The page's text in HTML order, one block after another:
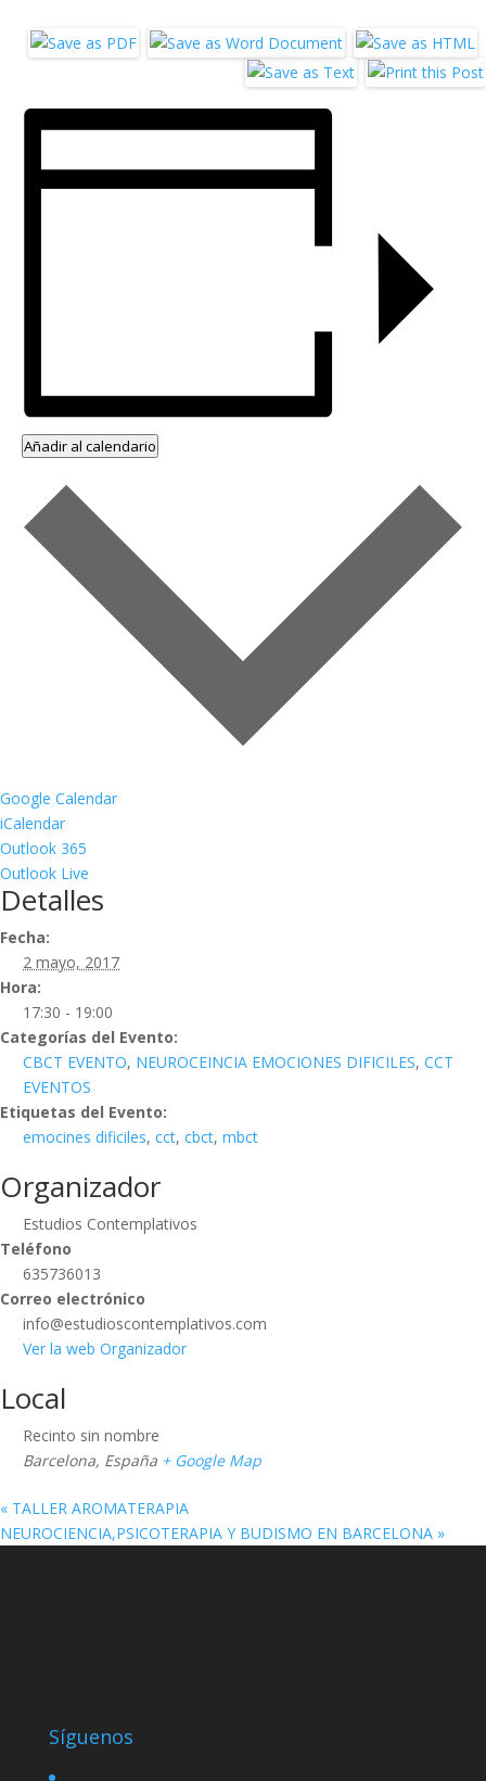
Añadir al calendario
Google Calendar
iCalendar
Outlook 365
Outlook Live
Detalles
Fecha:
2 mayo, 2017
Hora:
17:30 - 19:00
Categorías del Evento:
CBCT EVENTO, NEUROCEINCIA EMOCIONES DIFICILES, CCT
EVENTOS
Etiquetas del Evento:
emocines dificiles, cct, cbct, mbct
Organizador
Estudios Contemplativos
Teléfono
635736013
Correo electrónico
info@estudioscontemplativos.com
Ver la web Organizador
Local
Recinto sin nombre
Barcelona, España + Google Map
« TALLER AROMATERAPIA
NEUROCIENCIA,PSICOTERAPIA Y BUDISMO EN BARCELONA »
Síguenos